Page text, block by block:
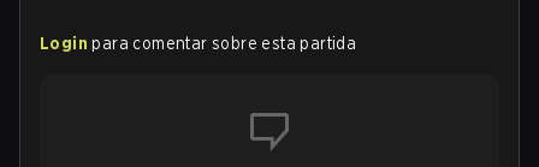
Login para comentar sobre esta partida